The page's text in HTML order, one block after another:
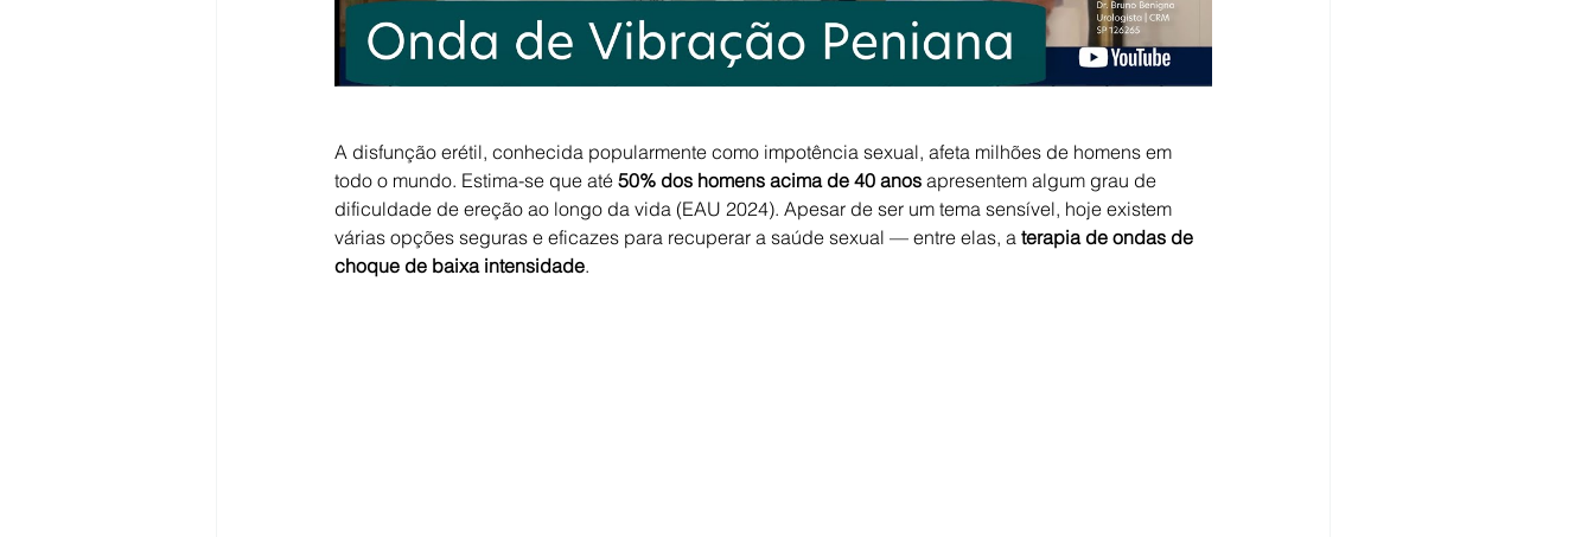
A disfunção erétil, conhecida popularmente como impotência sexual, afeta milhões de homens em
todo o mundo. Estima-se que até 50% dos homens acima de 40 anos apresentem algum grau de
dificuldade de ereção ao longo da vida (EAU 2024). Apesar de ser um tema sensível, hoje existem
várias opções seguras e eficazes para recuperar a saúde sexual — entre elas, a terapia de ondas de
choque de baixa intensidade.